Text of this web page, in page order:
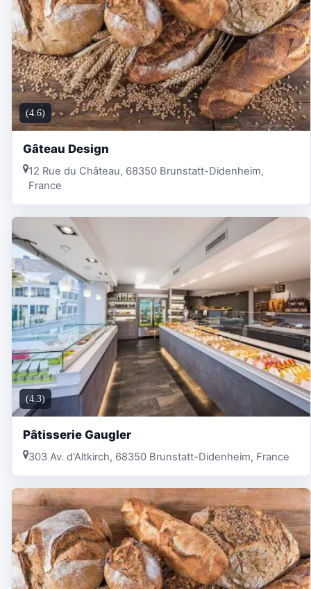
(4.6)
Gâteau Design
12 Rue du Château, 68350 Brunstatt-Didenheim,
France
(4.3)
Pâtisserie Gaugler
303 Av. d'Altkirch, 68350 Brunstatt-Didenheim, France